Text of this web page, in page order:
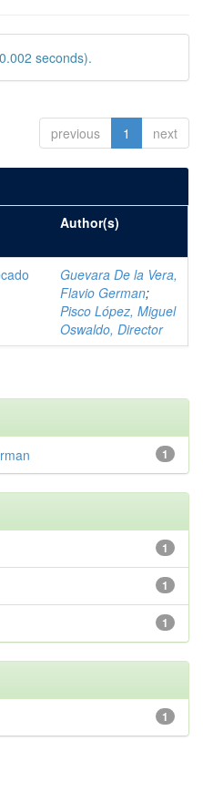
seconds).
previous 1 next
Author(s)
Guevara De la Vera,
Flavio German;
Pisco López, Miguel
Oswaldo, Director
1
1
1
1
1